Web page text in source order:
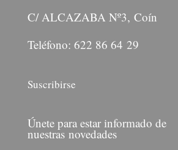
C/ ALCAZABA Nº3, Coín
Teléfono: 622 86 64 29
Suscribirse
Únete para estar informado de
nuestras novedades